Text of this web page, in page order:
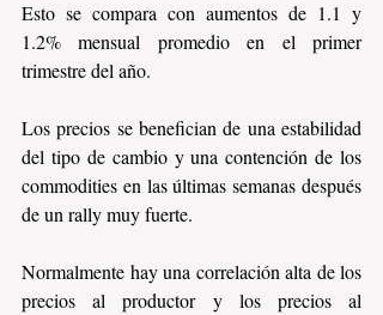
Esto se compara con aumentos de 1.1 y
1.2% mensual promedio en el primer
trimestre del año.
Los precios se benefician de una estabilidad
del tipo de cambio y una contención de los
commodities en las últimas semanas después
de un rally muy fuerte.
Normalmente hay una correlación alta de los
precios al productor y los precios al